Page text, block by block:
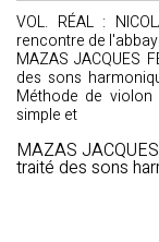
VOL. RÉAL :
rencontre de
MAZAS JACQUES
des sons
Méthode de
simple et
MAZAS
traité des sons